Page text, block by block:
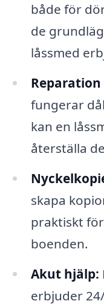
både för
de
låssmed
Reparation
fungerar
kan en
återställa
skapa
praktiskt
boenden.
Akut hjälp:
erbjuder